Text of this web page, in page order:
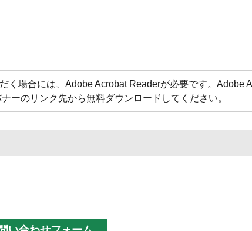
く場合には、Adobe Acrobat Readerが必要です。Adobe
ーのリンク先から無料ダウンロードしてください。